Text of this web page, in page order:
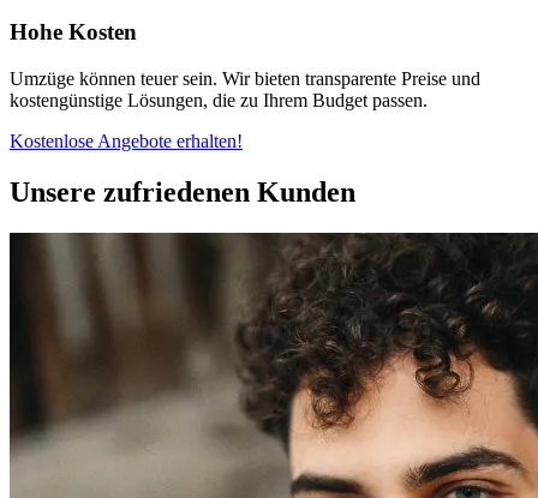
Hohe Kosten
Umzüge können teuer sein. Wir bieten transparente Preise und
kostengünstige Lösungen, die zu Ihrem Budget passen.
Kostenlose Angebote erhalten!
Unsere zufriedenen Kunden